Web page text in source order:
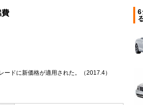
費
ードに新価格が適用された。（2017.4）
6